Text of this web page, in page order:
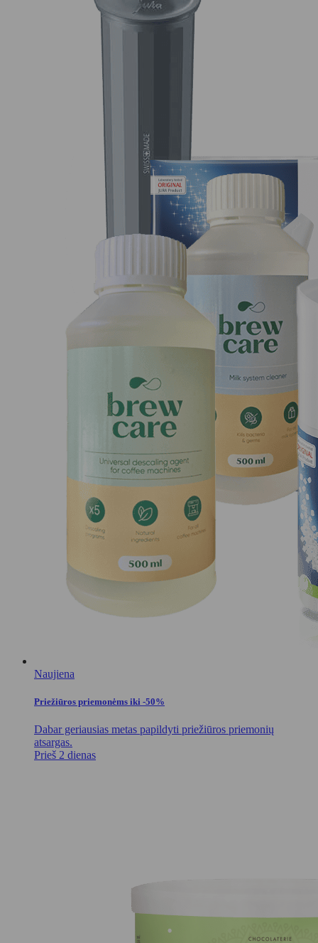
Naujiena
Priežiūros priemonėms iki -50%
Dabar geriausias metas papildyti priežiūros priemonių
atsargas.
Prieš 2 dienas